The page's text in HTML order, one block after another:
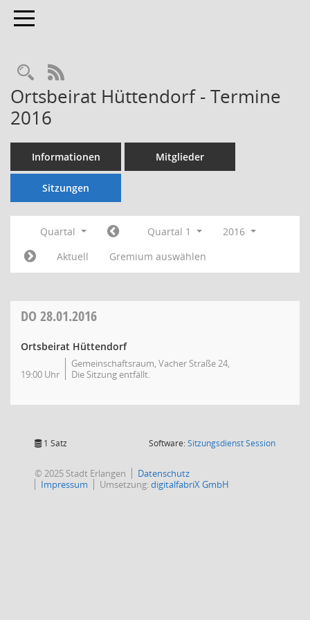
Toggle navigation
Rechercheauswahl
RSS-Feed
Ortsbeirat Hüttendorf - Termine
2016
Informationen Mitglieder
Sitzungen
Quartal Quartal 1
2016
Aktuell
Gremium auswählen
DO 28.01.2016
Ortsbeirat Hüttendorf
19:00 Uhr
Gemeinschaftsraum, Vacher Straße 24,
Die Sitzung entfällt.
1 Satz Software:SitzungsdienstSession(Wird in
© 2025 Stadt Erlangen
Datenschutz
Impressum
Umsetzung:digitalfabriX GmbH